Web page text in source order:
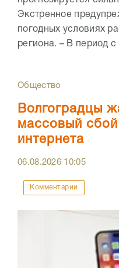
Экстренное
погодных условиях
региона. – В период
Общество
Волгоградцы
массовый
интернета
06.08.2026 10:05
Комментарии